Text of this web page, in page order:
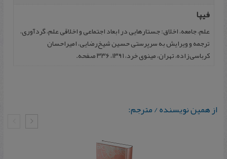
فیپا
علم، جامعه، اخلاق: جستارهایی در ابعاد اجتماعی و اخلاقی علم، گردآوری،
ترجمه و ويرايش به سرپرستی حسین شیخ‌رضایی، امیراحسان
کرباسی‌زاده، تهران، مینوی خرد، ۱۳۹۱، ۳۳۶ صفحه.
از همین نویسنده / مترجم: